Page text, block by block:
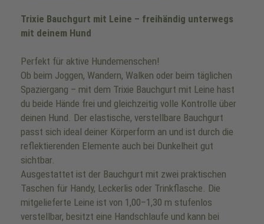
Trixie Bauchgurt mit Leine – freihändig unterwegs
mit deinem Hund
Perfekt für aktive Hundemenschen!
Ob beim Joggen, Wandern, Walken oder beim täglichen
Spaziergang – mit dem Trixie Bauchgurt mit Leine hast
du beide Hände frei und gleichzeitig volle Kontrolle über
deinen Hund. Der elastische, verstellbare Bauchgurt
passt sich ideal deiner Körperform an und ist durch die
reflektierenden Elemente auch bei Dunkelheit gut
sichtbar.
Ausgestattet ist der Bauchgurt mit zwei praktischen
Taschen für Handy, Leckerlis oder Trinkflasche. Die
mitgelieferte Leine ist von 1,00–1,30 m stufenlos
verstellbar, besitzt eine Handschlaufe und kann bei